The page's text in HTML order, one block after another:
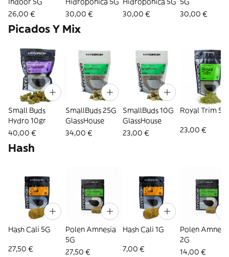
26,00 €
30,00 €
30,00 €
30,00 €
Picados Y Mix
Small Buds
Hydro 10gr
40,00 €
SmallBuds 25G
GlassHouse
34,00 €
SmallBuds 10G
GlassHouse
23,00 €
Royal Trim
23,00 €
Hash
Hash Cali 5G
27,50 €
Polen Amnesia
5G
27,50 €
Hash Cali 1G
7,00 €
Polen
2G
14,00 €